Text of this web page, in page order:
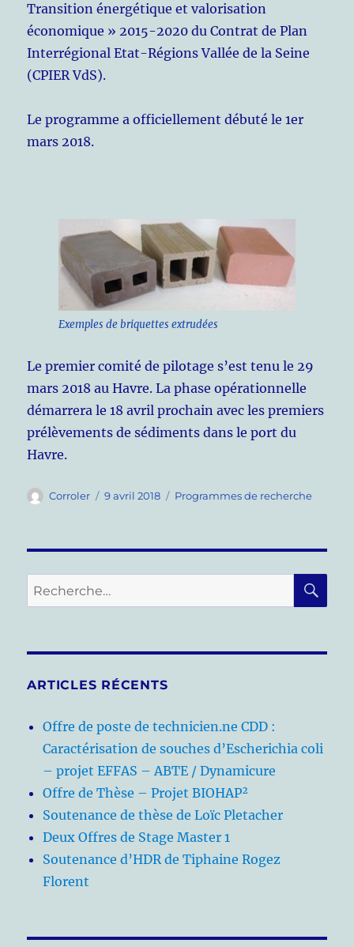
Transition énergétique et valorisation
économique » 2015-2020 du Contrat de Plan
Interrégional Etat-Régions Vallée de la Seine
(CPIER VdS).
Le programme a officiellement débuté le 1er
mars 2018.
Exemples de briquettes extrudées
Le premier comité de pilotage s’est tenu le 29
mars 2018 au Havre. La phase opérationnelle
démarrera le 18 avril prochain avec les premiers
prélèvements de sédiments dans le port du
Havre.
Auteur
Corroler
Publié
9 avril 2018 Catégories
Programmes de recherche
Recherche
pour :
ARTICLES RÉCENTS
Offre de poste de technicien.ne CDD :
Caractérisation de souches d’Escherichia coli
– projet EFFAS – ABTE / Dynamicure
Offre de Thèse – Projet BIOHAP²
Soutenance de thèse de Loïc Pletacher
Deux Offres de Stage Master 1
Soutenance d’HDR de Tiphaine Rogez
Florent